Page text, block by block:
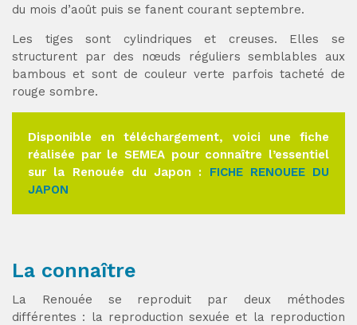
du mois d’août puis se fanent courant septembre.
Les tiges sont cylindriques et creuses. Elles se
structurent par des nœuds réguliers semblables aux
bambous et sont de couleur verte parfois tacheté de
rouge sombre.
Disponible en téléchargement, voici une fiche
réalisée par le SEMEA pour connaître l’essentiel
sur la Renouée du Japon : FICHE RENOUEE DU
JAPON
La connaître
La Renouée se reproduit par deux méthodes
différentes : la reproduction sexuée et la reproduction